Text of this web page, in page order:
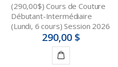
(290,00$) Cours de Couture
Débutant-Intermédiaire
(Lundi, 6 cours) Session 2026
290,00 $